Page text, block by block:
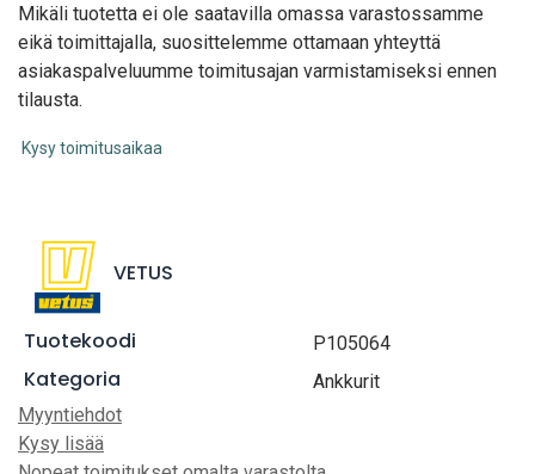
Mikäli tuotetta ei ole saatavilla omassa varastossamme
eikä toimittajalla, suosittelemme ottamaan yhteyttä
asiakaspalveluumme toimitusajan varmistamiseksi ennen
tilausta.
Kysy toimitusaikaa
VETUS
Tuotekoodi P105064
Kategoria
Ankkurit
Myyntiehdot
Kysy lisää